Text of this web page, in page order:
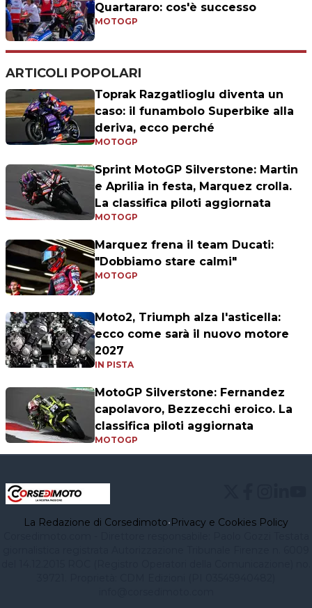
Quartararo: cos'è successo
MOTOGP
ARTICOLI POPOLARI
Toprak Razgatlioglu diventa un
caso: il funambolo Superbike alla
deriva, ecco perché
MOTOGP
Sprint MotoGP Silverstone: Martin
e Aprilia in festa, Marquez crolla.
La classifica piloti aggiornata
MOTOGP
Marquez frena il team Ducati:
"Dobbiamo stare calmi"
MOTOGP
Moto2, Triumph alza l'asticella:
ecco come sarà il nuovo motore
2027
IN PISTA
MotoGP Silverstone: Fernandez
capolavoro, Bezzecchi eroico. La
classifica piloti aggiornata
MOTOGP
La Redazione di Corsedimoto•Privacy e Cookies Policy